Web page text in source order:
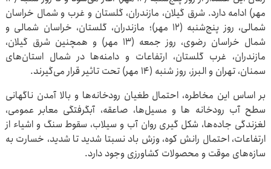
مهر) ادامه‌ دارد. شرق گیلان، مازندران، گلستان و غرب و شمال خراسان
شمالی، روز پنج‌شنبه (۱۲ مهر)؛ مازندران، گلستان، خراسان شمالی و
شمال خراسان رضوی، روز جمعه (۱۳ مهر) و همچنین شرق گیلان،
مازندران، غرب گلستان، ارتفاعات و دامنه‌ها در شمال استان‌های
سمنان، تهران و البرز، روز شنبه (۱۴ مهر) تحت تاثیر قرار می‌گیرند.
بر اساس این مخاطره، احتمال طغیان رودخانه‌ها و بالا آمدن ناگهانی
سطح آب رودخانه ها و مسیل‌ها، صاعقه، آبگرفتگی معابر عمومی،
لغزندگی جاده‌ها، شکل گیری روان آب و سیلاب، سقوط سنگ و اشیاء از
ارتفاعات، احتمال رانش کوه، وزش باد نسبتا شدید تا شدید، خسارت به
سازه‌های موقت و محصولات کشاورزی وجود دارد.